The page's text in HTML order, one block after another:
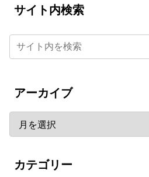
サイト内検索
アーカイブ
カテゴリー